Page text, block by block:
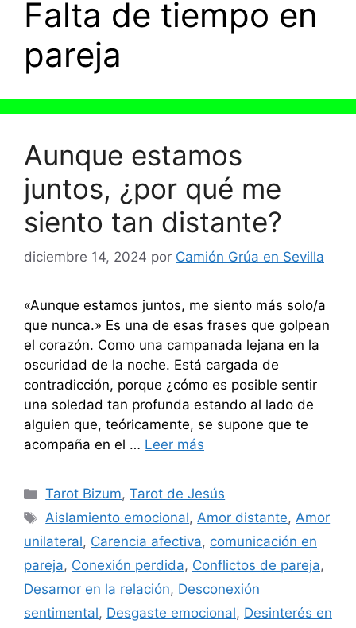
Falta de tiempo en
pareja
Aunque estamos
juntos, ¿por qué me
siento tan distante?
diciembre 14, 2024 por Camión Grúa en Sevilla
«Aunque estamos juntos, me siento más solo/a
que nunca.» Es una de esas frases que golpean
el corazón. Como una campanada lejana en la
oscuridad de la noche. Está cargada de
contradicción, porque ¿cómo es posible sentir
una soledad tan profunda estando al lado de
alguien que, teóricamente, se supone que te
acompaña en el … Leer más
Categorías
Tarot Bizum,Tarot de Jesús
Etiquetas
Aislamiento emocional,Amor distante,Amor
unilateral, Carencia afectiva, comunicación en
pareja, Conexión perdida, Conflictos de pareja,
Desamor en la relación, Desconexión
sentimental, Desgaste emocional, Desinterés en